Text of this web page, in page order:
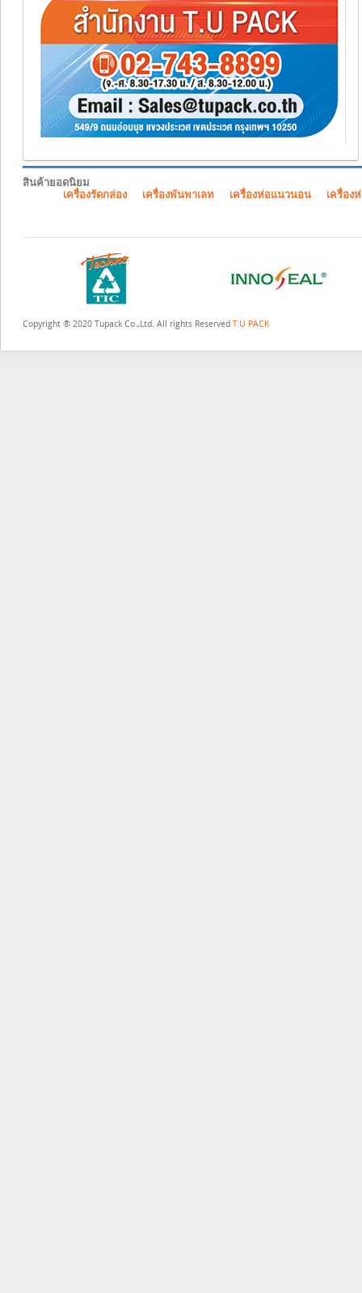
สินค้ายอดนิยม
เครื่องรัดกล่อง
เครื่องพันพาเลท เครื่องห่อแนวนอน เครื่อง
Copyright ® 2020 Tupack Co.,Ltd. All rights Reserved T.U PACK